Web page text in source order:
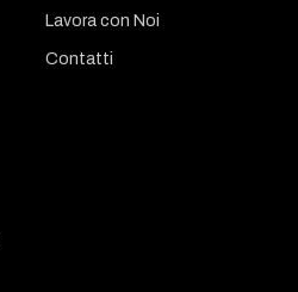
Lavora con Noi
Contatti